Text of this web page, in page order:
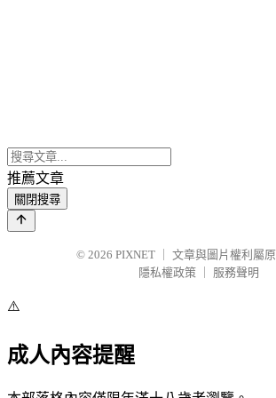
推薦文章
關閉搜尋
© 2026 PIXNET
文章與圖片權利屬
隱私權政策
服務聲明
⚠️
成人內容提醒